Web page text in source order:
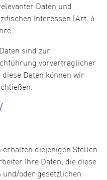
Daten und
Interessen (Art. 6
sind zur
vorvertraglicher
Daten können wir
diejenigen Stellen
Ihre Daten, die diese
oder gesetzlichen